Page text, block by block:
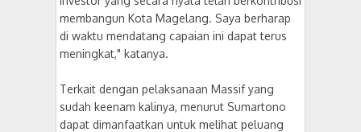
membangun Kota Magelang. Saya berharap
di waktu mendatang capaian ini dapat terus
meningkat," katanya.
Terkait dengan pelaksanaan Massif yang
sudah keenam kalinya, menurut Sumartono
dapat dimanfaatkan untuk melihat peluang